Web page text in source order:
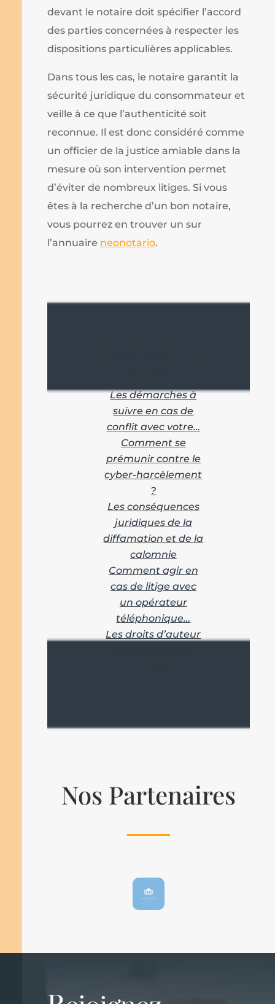
devant le notaire doit spécifier l’accord
des parties concernées à respecter les
dispositions particulières applicables.
Dans tous les cas, le notaire garantit la
sécurité juridique du consommateur et
veille à ce que l’authenticité soit
reconnue. Il est donc considéré comme
un officier de la justice amiable dans la
mesure où son intervention permet
d’éviter de nombreux litiges. Si vous
êtes à la recherche d’un bon notaire,
vous pourrez en trouver un sur
l’annuaire neonotario.
Les démarches à
suivre en cas de
conflit avec votre…
Comment se
prémunir contre le
cyber-harcèlement
?
Les conséquences
juridiques de la
diffamation et de la
calomnie
Comment agir en
cas de litige avec
un opérateur
téléphonique…
Les droits d’auteur
Nos Partenaires